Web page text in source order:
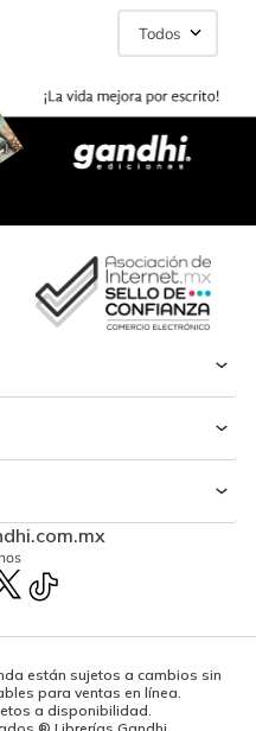
Todos
están sujetos a cambios sin
para ventas en línea.
a disponibilidad.